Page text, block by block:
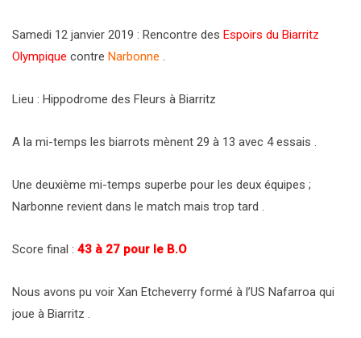
Samedi 12 janvier 2019 : Rencontre des Espoirs du Biarritz
Olympique contre Narbonne .
Lieu : Hippodrome des Fleurs à Biarritz
A la mi-temps les biarrots mènent 29 à 13 avec 4 essais .
Une deuxième mi-temps superbe pour les deux équipes ;
Narbonne revient dans le match mais trop tard .
Score final : 43 à 27 pour le B.O
Nous avons pu voir Xan Etcheverry formé à l’US Nafarroa qui
joue à Biarritz .